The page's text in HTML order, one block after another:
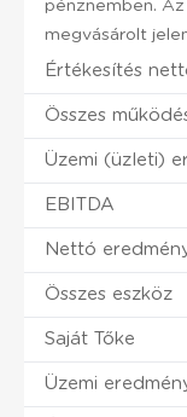
pénznemben.
megvásárolt
Értékesítés
Összes
Üzemi (üzleti)
EBITDA
Nettó
Összes eszköz
Saját Tőke
Üzemi